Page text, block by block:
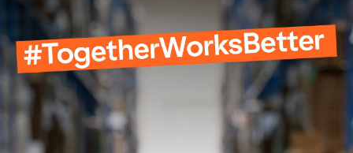
내 작업 공간
국가 및 언어 선택
South Korea - KO